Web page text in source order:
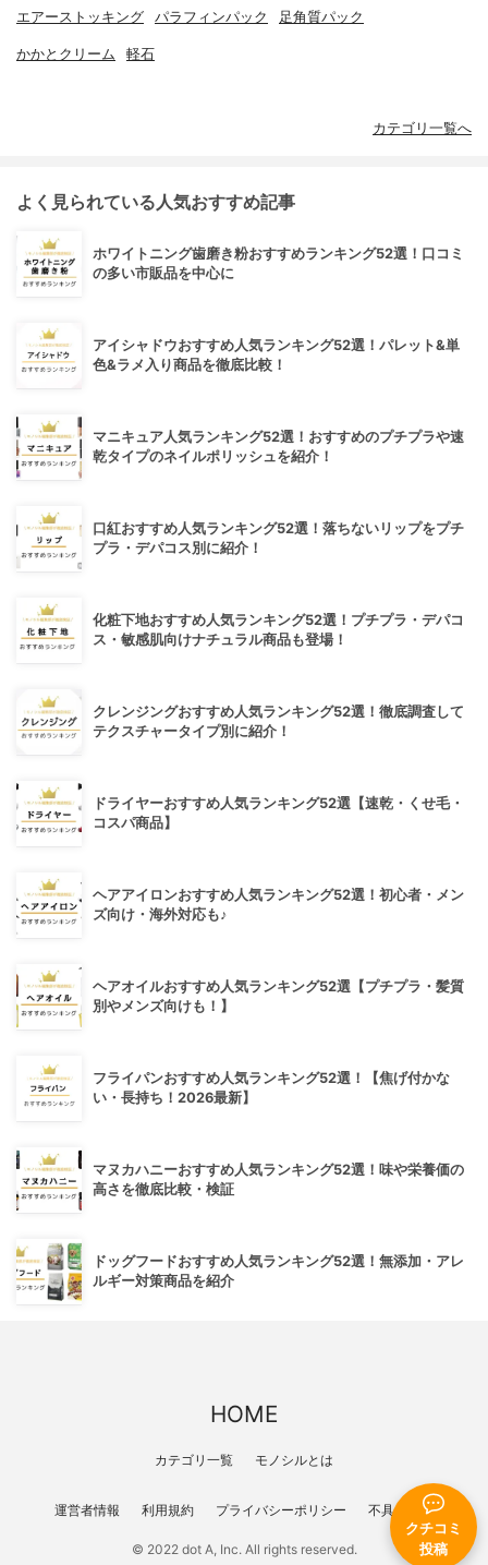
クチコミ
投稿
エアーストッキング パラフィンパック 足角質パック
かかとクリーム 軽石
カテゴリ一覧へ
よく見られている人気おすすめ記事
ホワイトニング歯磨き粉おすすめランキング52選！口コミ
の多い市販品を中心に
アイシャドウおすすめ人気ランキング52選！パレット&単
色&ラメ入り商品を徹底比較！
マニキュア人気ランキング52選！おすすめのプチプラや速
乾タイプのネイルポリッシュを紹介！
口紅おすすめ人気ランキング52選！落ちないリップをプチ
プラ・デパコス別に紹介！
化粧下地おすすめ人気ランキング52選！プチプラ・デパコ
ス・敏感肌向けナチュラル商品も登場！
クレンジングおすすめ人気ランキング52選！徹底調査して
テクスチャータイプ別に紹介！
ドライヤーおすすめ人気ランキング52選【速乾・くせ毛・
コスパ商品】
ヘアアイロンおすすめ人気ランキング52選！初心者・メン
ズ向け・海外対応も♪
ヘアオイルおすすめ人気ランキング52選【プチプラ・髪質
別やメンズ向けも！】
フライパンおすすめ人気ランキング52選！【焦げ付かな
い・長持ち！2026最新】
マヌカハニーおすすめ人気ランキング52選！味や栄養価の
高さを徹底比較・検証
ドッグフードおすすめ人気ランキング52選！無添加・アレ
ルギー対策商品を紹介
HOME
カテゴリ一覧 モノシルとは
運営者情報 利用規約 プライバシーポリシー 不具合報告
© 2022 dot A, Inc. All rights reserved.